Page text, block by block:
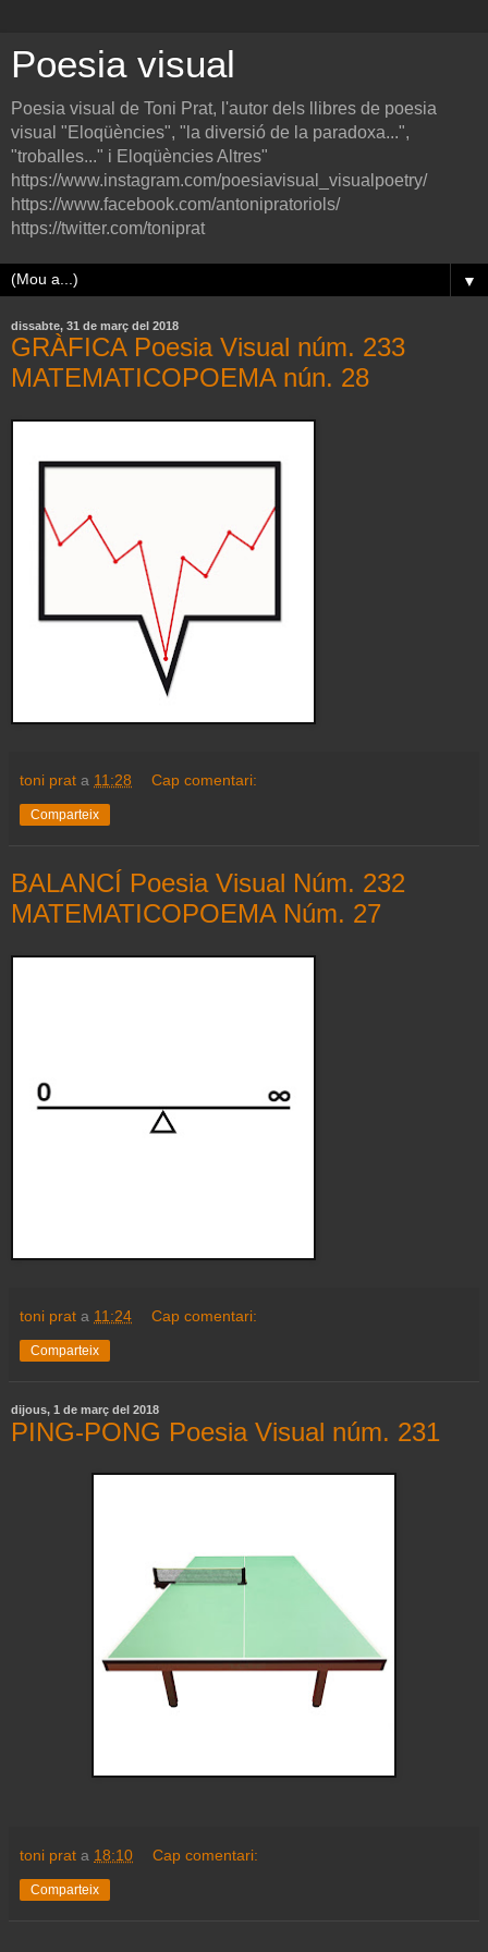
Poesia visual
Poesia visual de Toni Prat, l'autor dels llibres de poesia
visual "Eloqüències", "la diversió de la paradoxa...",
"troballes..." i Eloqüències Altres"
https://www.instagram.com/poesiavisual_visualpoetry/
https://www.facebook.com/antonipratoriols/
https://twitter.com/toniprat
▼
dissabte, 31 de març del 2018
GRÀFICA Poesia Visual núm. 233
MATEMATICOPOEMA nún. 28
toni prat a 11:28 Cap comentari:
Comparteix
BALANCÍ Poesia Visual Núm. 232
MATEMATICOPOEMA Núm. 27
toni prat a 11:24 Cap comentari:
Comparteix
dijous, 1 de març del 2018
PING-PONG Poesia Visual núm. 231
toni prat a 18:10 Cap comentari:
Comparteix